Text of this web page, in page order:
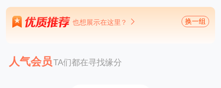
也想展示在这里？ 换一组
人气会员TA们都在寻找缘分